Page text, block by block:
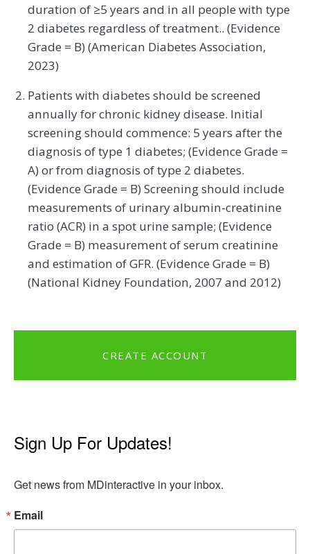
duration of ≥5 years and in all people with type
2 diabetes regardless of treatment.. (Evidence
Grade = B) (American Diabetes Association,
2023)
Patients with diabetes should be screened
annually for chronic kidney disease. Initial
screening should commence: 5 years after the
diagnosis of type 1 diabetes; (Evidence Grade =
A) or from diagnosis of type 2 diabetes.
(Evidence Grade = B) Screening should include
measurements of urinary albumin-creatinine
ratio (ACR) in a spot urine sample; (Evidence
Grade = B) measurement of serum creatinine
and estimation of GFR. (Evidence Grade = B)
(National Kidney Foundation, 2007 and 2012)
CREATE ACCOUNT
Sign Up For Updates!
Get news from MDinteractive in your inbox.
Email